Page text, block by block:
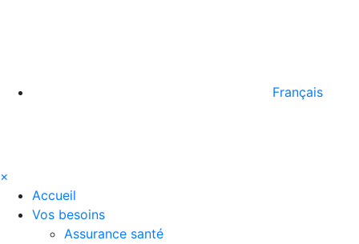
Français
×
Accueil
Vos besoins
Assurance santé